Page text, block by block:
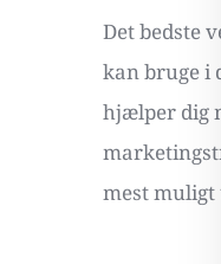
Det bedste
kan bruge i
hjælper dig
mest